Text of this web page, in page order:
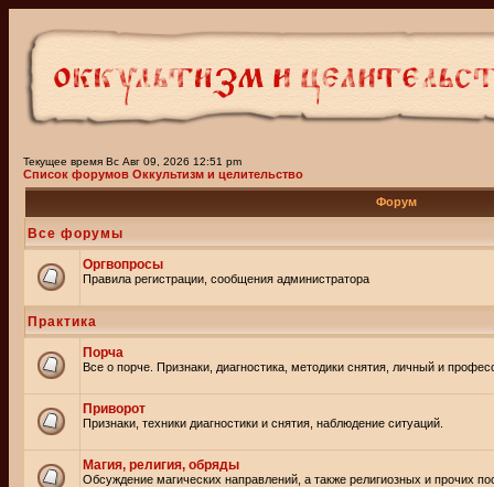
Текущее время Вс Авг 09, 2026 12:51 pm
Список форумов Оккультизм и целительство
Форум
Все форумы
Оргвопросы
Правила регистрации, сообщения администратора
Практика
Порча
Все о порче. Признаки, диагностика, методики снятия, личный и
Приворот
Признаки, техники диагностики и снятия, наблюдение ситуаций.
Магия, религия, обряды
Обсуждение магических направлений, а также религиозных и прочих